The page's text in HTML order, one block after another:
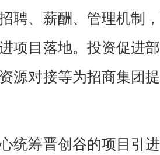
聘、薪酬、管理机制
项目落地。投资促进
源对接等为招商集团
统筹晋创谷的项目引进